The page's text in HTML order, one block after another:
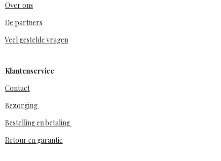
Over ons
De partners
Veel gestelde vragen
Klantenservice
Contact
Bezorging
Bestelling en betaling
Retour en garantie